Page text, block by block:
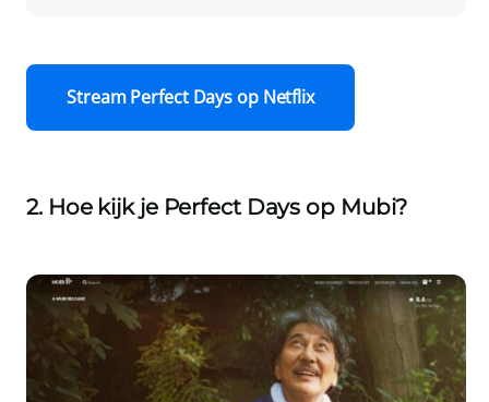
Stream Perfect Days op Netflix
2. Hoe kijk je Perfect Days op Mubi?